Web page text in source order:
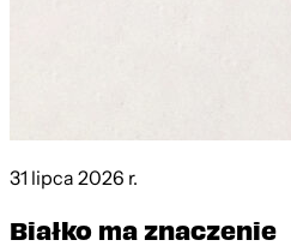
31 lipca 2026 r.
Białko ma znaczenie